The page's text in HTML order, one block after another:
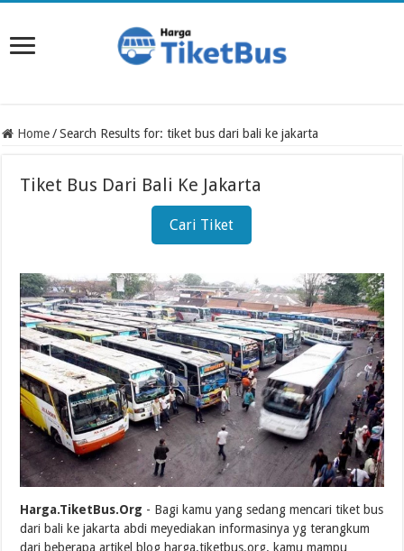
Home / Search Results for: tiket bus dari bali ke jakarta
Tiket Bus Dari Bali Ke Jakarta
Cari Tiket
Harga.TiketBus.Org - Bagi kamu yang sedang mencari tiket bus
dari bali ke jakarta abdi meyediakan informasinya yg terangkum
dari beberapa artikel blog harga.tiketbus.org. kamu mampu